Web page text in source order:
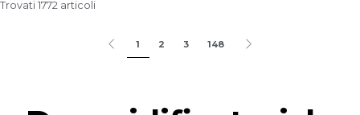
Trovati 1772 articoli
1 2 3 148